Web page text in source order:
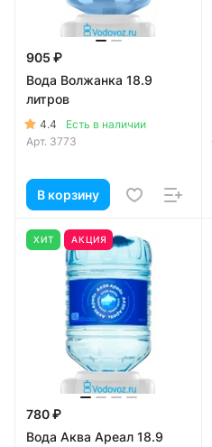
905 ₽
Вода Волжанка 18.9
литров
4.4
Есть в наличии
Арт. 3773
В корзину
ХИТ АКЦИЯ
780 ₽
Вода Аква Ареал 18.9